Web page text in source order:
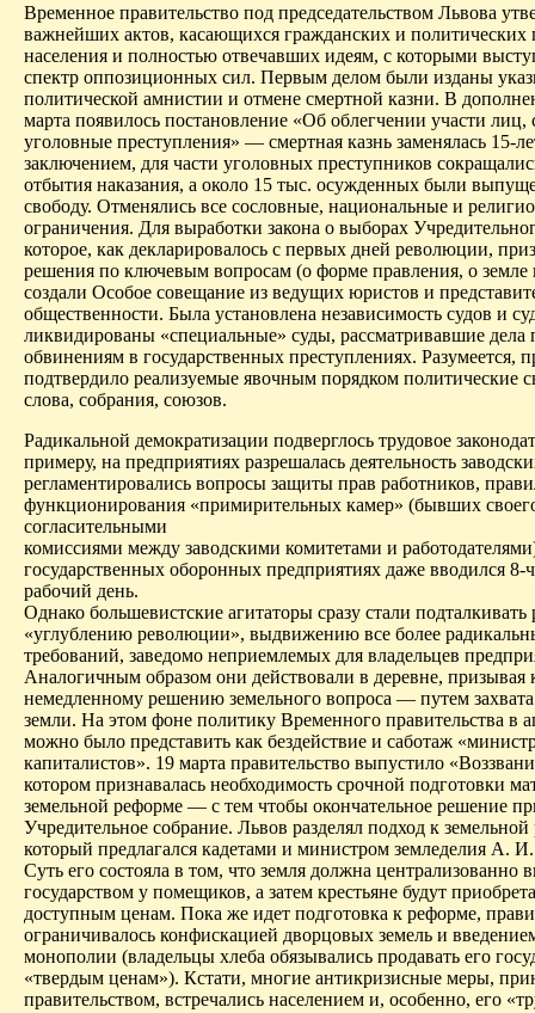
Временное правительство под председательством Львова
важнейших актов, касающихся гражданских и политических
населения и полностью отвечавших идеям, с которыми
спектр оппозиционных сил. Первым делом были изданы
политической амнистии и отмене смертной казни. В
марта появилось постановление «Об облегчении участи
уголовные преступления» — смертная казнь заменялась 15-
заключением, для части уголовных преступников
отбытия наказания, а около 15 тыс. осужденных были
свободу. Отменялись все сословные, национальные и
ограничения. Для выработки закона о выборах
которое, как декларировалось с первых дней революции,
решения по ключевым вопросам (о форме правления, о земле
создали Особое совещание из ведущих юристов и
общественности. Была установлена независимость судов и
ликвидированы «специальные» суды, рассматривавшие дела
обвинениям в государственных преступлениях. Разумеется,
подтвердило реализуемые явочным порядком политические
слова, собрания, союзов.
Радикальной демократизации подверглось трудовое
примеру, на предприятиях разрешалась деятельность
регламентировались вопросы защиты прав работников,
функционирования «примирительных камер» (бывших
согласительными
комиссиями между заводскими комитетами и
государственных оборонных предприятиях даже вводился 8-
рабочий день.
Однако большевистские агитаторы сразу стали подталкивать
«углублению революции», выдвижению все более
требований, заведомо неприемлемых для владельцев
Аналогичным образом они действовали в деревне, призывая
немедленному решению земельного вопроса — путем
земли. На этом фоне политику Временного правительства в
можно было представить как бездействие и саботаж
капиталистов». 19 марта правительство выпустило
котором признавалась необходимость срочной подготовки
земельной реформе — с тем чтобы окончательное решение
Учредительное собрание. Львов разделял подход к
который предлагался кадетами и министром земледелия А.
Суть его состояла в том, что земля должна централизованно
государством у помещиков, а затем крестьяне будут
доступным ценам. Пока же идет подготовка к реформе,
ограничивалось конфискацией дворцовых земель и
монополии (владельцы хлеба обязывались продавать его
«твердым ценам»). Кстати, многие антикризисные меры,
правительством, встречались населением и, особенно, его